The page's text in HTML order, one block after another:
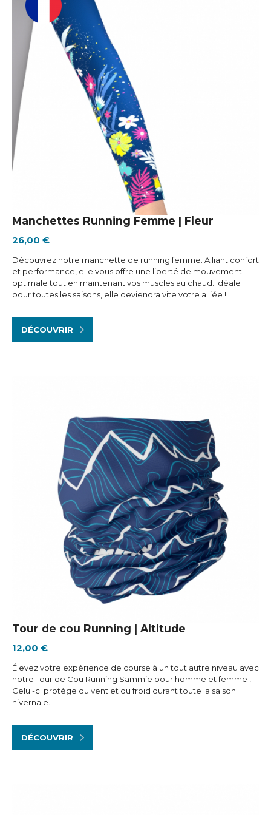
Manchettes Running Femme | Fleur
26,00 €
Découvrez notre manchette de running femme. Alliant confort
et performance, elle vous offre une liberté de mouvement
optimale tout en maintenant vos muscles au chaud. Idéale
pour toutes les saisons, elle deviendra vite votre alliée !
DÉCOUVRIR
Tour de cou Running | Altitude
12,00 €
Élevez votre expérience de course à un tout autre niveau avec
notre Tour de Cou Running Sammie pour homme et femme !
Celui-ci protège du vent et du froid durant toute la saison
hivernale.
DÉCOUVRIR